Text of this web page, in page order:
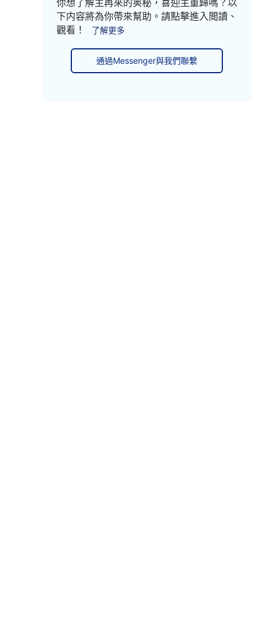
你想了解主再來的奥秘，喜迎主重歸嗎？以
下内容將為你帶來幫助。請點擊進入閲讀、
觀看！
了解更多
通過Messenger與我們聯繫